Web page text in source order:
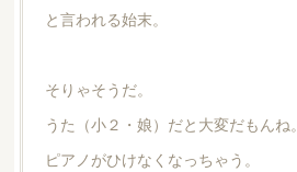
と言われる始末。
そりゃそうだ。
うた（小２・娘）だと大変だもんね。
ピアノがひけなくなっちゃう。